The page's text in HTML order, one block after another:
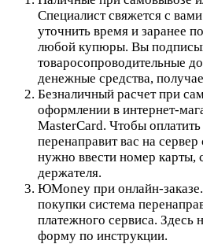
Специалист свяжется с
уточнить время и заранее
любой купюры. Вы
товаросопроводительные
денежные средства,
Безналичный расчет при
оформлении в интернет-
MasterCard. Чтобы оплатить
перенаправит вас на
нужно ввести номер карты,
держателя.
ЮMoney при онлайн-
покупки система
платежного сервиса. Здесь
форму по инструкции.